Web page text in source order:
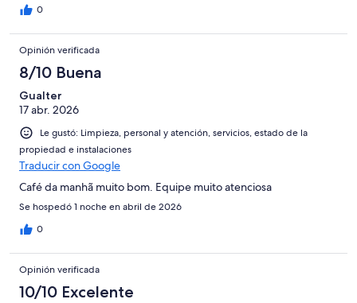
0
Opinión verificada
8/10 Buena
Gualter
17 abr. 2026
Le gustó: Limpieza, personal y atención, servicios, estado de la
propiedad e instalaciones
Traducir con Google
Café da manhã muito bom. Equipe muito atenciosa
Se hospedó 1 noche en abril de 2026
0
Opinión verificada
10/10 Excelente